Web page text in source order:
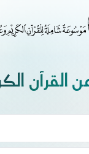
القرآن